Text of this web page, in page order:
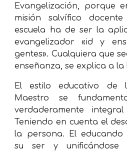
Evangelización, porque
misión salvífico
escuela ha de ser la
evangelizador «id y
gentes». Cualquiera que
enseñanza, se explica a la
El estilo educativo de
Maestro se
verdaderamente
Teniendo en cuenta el
la persona. El
su ser y unificándose